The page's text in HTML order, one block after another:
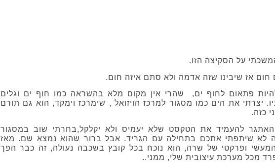
על הסקיצה הזו.
אז שיבינו שזה אדמה ולא סתם איזה חום.
פתאום לחוף ים, שהרי אין מקום מלא בהשראה כמו חוף ים וגלים
יצרתי את הים כמו מסגור למרכז הויזואל , שימרכז וימקד, הוא גם תורם
כזה.
להעמיד את הטקסט שלא יעמיס ולא יקלקל,בחרתי שוב במסגור
לא שיתפתי אתכם בתחילה עם הגריד. אבל ברור שהוא נמצא שם. מאז
המעשי ופרקטי של שרה, הוא נוכח בכל קובץ בשכבה נעולה, זה כבר הפך
מכל מערכת עיצובית שלי, ממני..